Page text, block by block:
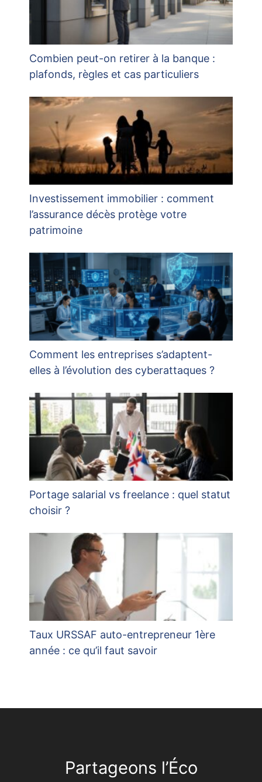
Combien peut-on retirer à la banque :
plafonds, règles et cas particuliers
Investissement immobilier : comment
l’assurance décès protège votre
patrimoine
Comment les entreprises s’adaptent-
elles à l’évolution des cyberattaques ?
Portage salarial vs freelance : quel statut
choisir ?
Taux URSSAF auto-entrepreneur 1ère
année : ce qu’il faut savoir
Partageons l’Éco